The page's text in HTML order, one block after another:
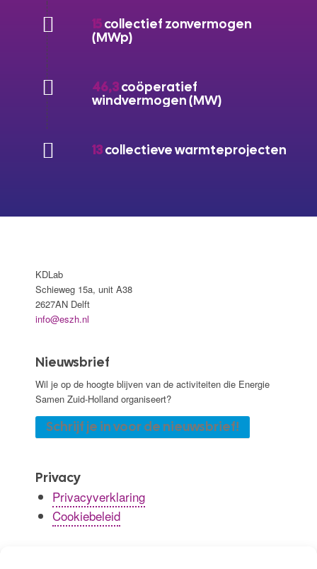
15collectief zonvermogen
(MWp)
46,3coöperatief
windvermogen (MW)
13collectieve warmteprojecten
KDLab
Schieweg 15a, unit A38
2627AN Delft
info@eszh.nl
Nieuwsbrief
Wil je op de hoogte blijven van de activiteiten die Energie
Samen Zuid-Holland organiseert?
Schrijf je in voor de nieuwsbrief!
Privacy
Privacyverklaring
Cookiebeleid